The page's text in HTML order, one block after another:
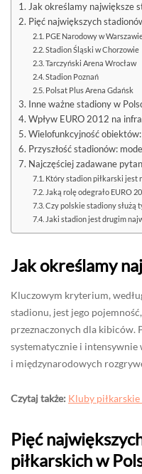
Jak określamy największe
Pięć największych
PGE Narodowy w
Stadion Śląski w Chorzowie
Tarczyński Arena Wrocław
Stadion Poznań
Polsat Plus Arena Gdańsk
Inne ważne stadiony w
Wpływ EURO 2012 na
Wielofunkcyjność obiektów:
Przyszłość stadionów:
Najczęściej zadawane
Który stadion piłkarski jest
Jaką rolę odegrało EURO
Czy polskie stadiony służą
Jaki stadion jest drugim
Jak określamy
Kluczowym kryterium,
stadionu, jest jego
przeznaczonych dla kibiców.
systematycznie i
i międzynarodowych
Czytaj także: Kluby
Pięć
piłkarskich w